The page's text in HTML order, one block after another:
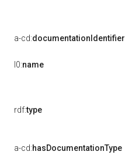
a-cd:documentationIdentifier
l0:name
rdf:type
a-cd:hasDocumentationType